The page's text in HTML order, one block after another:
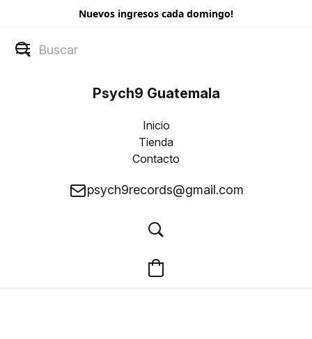
Nuevos ingresos cada domingo!
Psych9 Guatemala
Inicio
Tienda
Contacto
psych9records@gmail.com